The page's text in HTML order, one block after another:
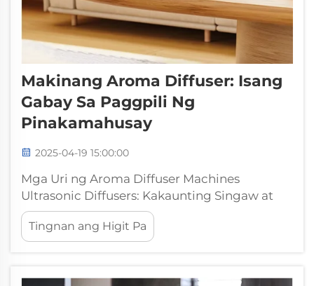
Makinang Aroma Diffuser: Isang
Gabay Sa Paggpili Ng
Pinakamahusay
2025-04-19 15:00:00
Mga Uri ng Aroma Diffuser Machines
Ultrasonic Diffusers: Kakaunting Singaw at
Mabangong Amoy para sa Mga Kuwarto Ang
ultrasonic diffusers ay gumagana sa
pamamagitan ng paglikha ng maliliit na
oils sa hangin, halos ginagawa ang dalawang
Tingnan ang Higit Pa